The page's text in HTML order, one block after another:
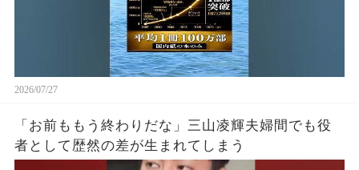
2026/07/27
「お前ももう終わりだな」三山凌輝夫婦間でも役
者として歴然の差が生まれてしまう